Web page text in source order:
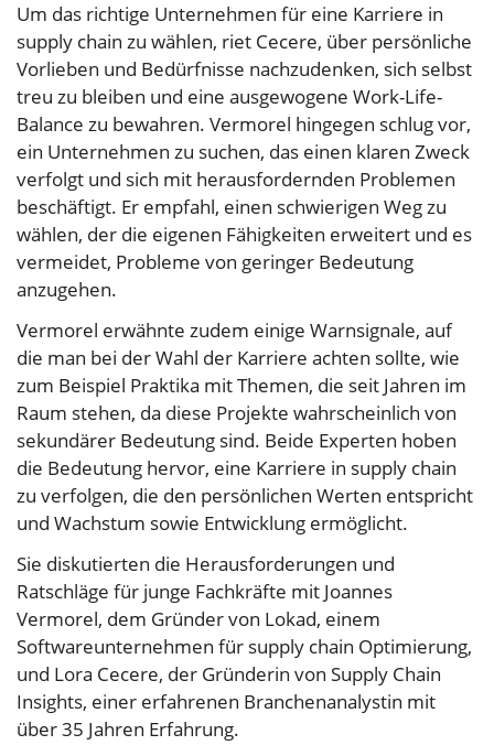
Um das richtige Unternehmen für eine Karriere in
supply chain zu wählen, riet Cecere, über persönliche
Vorlieben und Bedürfnisse nachzudenken, sich selbst
treu zu bleiben und eine ausgewogene Work-Life-
Balance zu bewahren. Vermorel hingegen schlug vor,
ein Unternehmen zu suchen, das einen klaren Zweck
verfolgt und sich mit herausfordernden Problemen
beschäftigt. Er empfahl, einen schwierigen Weg zu
wählen, der die eigenen Fähigkeiten erweitert und es
vermeidet, Probleme von geringer Bedeutung
anzugehen.
Vermorel erwähnte zudem einige Warnsignale, auf
die man bei der Wahl der Karriere achten sollte, wie
zum Beispiel Praktika mit Themen, die seit Jahren im
Raum stehen, da diese Projekte wahrscheinlich von
sekundärer Bedeutung sind. Beide Experten hoben
die Bedeutung hervor, eine Karriere in supply chain
zu verfolgen, die den persönlichen Werten entspricht
und Wachstum sowie Entwicklung ermöglicht.
Sie diskutierten die Herausforderungen und
Ratschläge für junge Fachkräfte mit Joannes
Vermorel, dem Gründer von Lokad, einem
Softwareunternehmen für supply chain Optimierung,
und Lora Cecere, der Gründerin von Supply Chain
Insights, einer erfahrenen Branchenanalystin mit
über 35 Jahren Erfahrung.